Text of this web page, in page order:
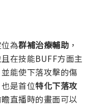
位為群補治療輔助 ，
且在技能BUFF方面主
能使下落攻擊的傷
是首位特化下落攻
直播時的畫面可以